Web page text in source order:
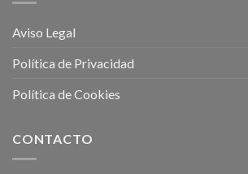
Aviso Legal
Política de Privacidad
Política de Cookies
CONTACTO